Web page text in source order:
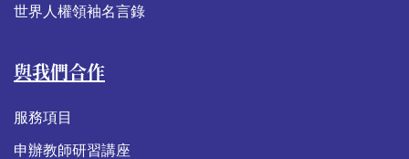
世界人權領袖名言錄
與我們合作
服務項目
申辦教師研習講座